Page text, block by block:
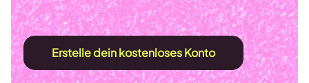
Erstelle dein kostenloses Konto